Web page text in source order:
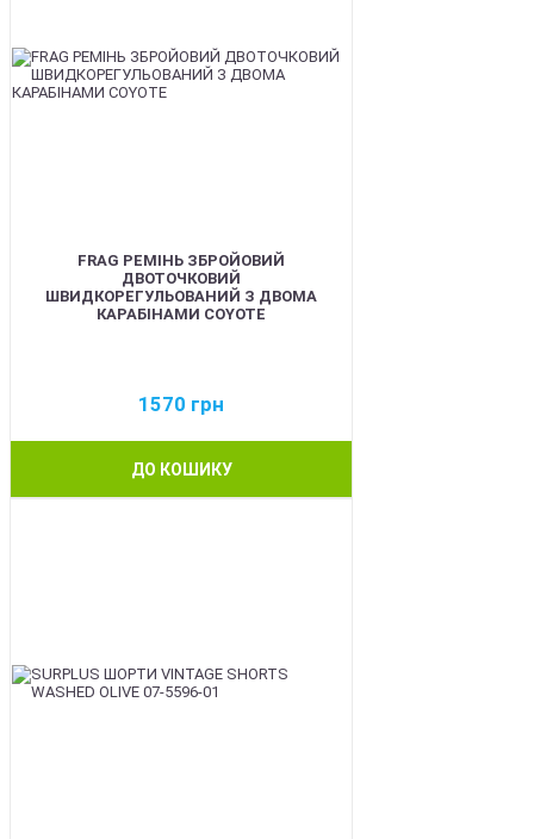
FRAG РЕМІНЬ ЗБРОЙОВИЙ
ДВОТОЧКОВИЙ
ШВИДКОРЕГУЛЬОВАНИЙ З ДВОМА
КАРАБІНАМИ COYOTE
1570 грн
ДО КОШИКУ